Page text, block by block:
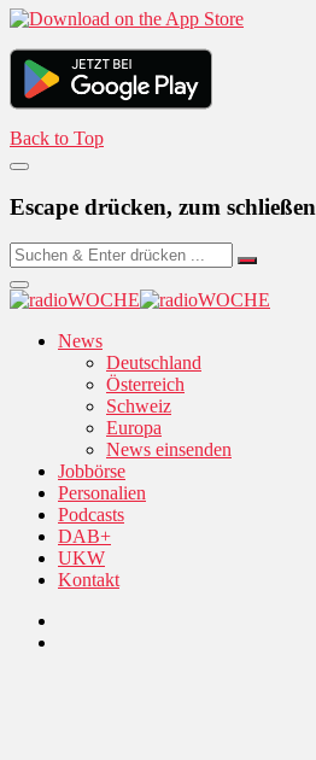
Back to Top
Escape drücken, zum schließen
News
Deutschland
Österreich
Schweiz
Europa
News einsenden
Jobbörse
Personalien
Podcasts
DAB+
UKW
Kontakt